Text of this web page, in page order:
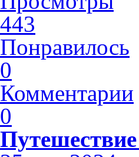
443
Понравилось
0
Комментарии
0